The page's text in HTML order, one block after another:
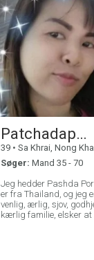
Patchadaporn
39 • Sa Khrai, Nong Khai,
Søger: Mand 35 - 70
Jeg hedder Pashda
er fra Thailand, og jeg
venlig, ærlig, sjov,
kærlig familie, elsker at